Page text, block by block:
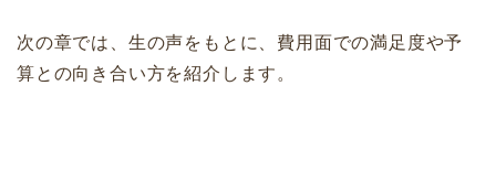
次の章では、生の声をもとに、費用面での満足度や予
算との向き合い方を紹介します。